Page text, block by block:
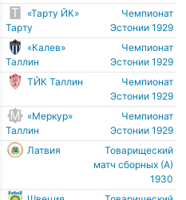
«Тарту ЙК»
Тарту
Чемпионат
Эстонии 1929
«Калев»
Таллин
Чемпионат
Эстонии 1929
ТЙК Таллин
Чемпионат
Эстонии 1929
«Меркур»
Таллин
Чемпионат
Эстонии 1929
Латвия
Товарищеский
матч сборных (А)
1930